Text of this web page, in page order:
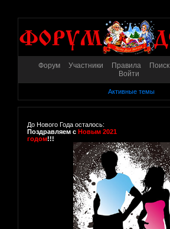
Форум Участники Правила Поиск
Войти
Активные темы
До Нового Года осталось:
Поздравляем с Новым 2021
годом!!!